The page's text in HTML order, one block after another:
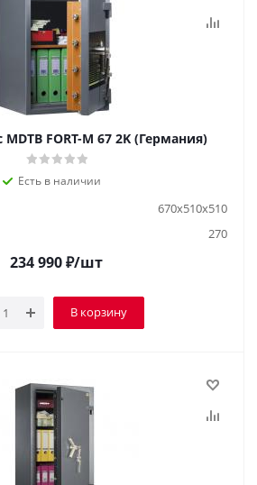
FORT-M 67 2K (Германия)
Есть в наличии
670x510x510
270
234 990₽/шт
В корзину